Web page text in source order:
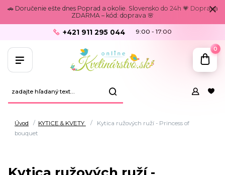
🚗 Doručenie ešte dnes Poprad a okolie. Slovensko do 24h 💗 Doprava
ZDARMA – kód: doprava 🌸
+421 911 295 044 9:00 - 17:00
0
Úvod KYTICE & KVETY
Kytica ružových ruží - Princess of
bouquet